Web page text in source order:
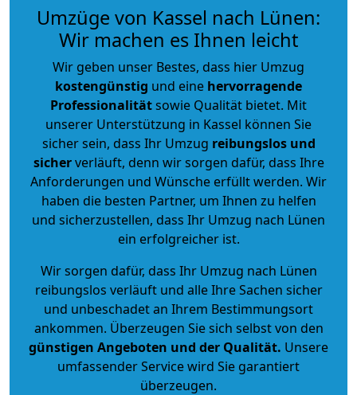
Umzüge von Kassel nach Lünen:
Wir machen es Ihnen leicht
Wir geben unser Bestes, dass hier Umzug
kostengünstig und eine hervorragende
Professionalitätsowie Qualität bietet. Mit
unserer Unterstützung in Kassel können Sie
sicher sein, dass Ihr Umzug reibungslos und
sicherverläuft, denn wir sorgen dafür, dass Ihre
Anforderungen und Wünsche erfüllt werden. Wir
haben die besten Partner, um Ihnen zu helfen
und sicherzustellen, dass Ihr Umzug nach Lünen
ein erfolgreicher ist.
Wir sorgen dafür, dass Ihr Umzug nach Lünen
reibungslos verläuft und alle Ihre Sachen sicher
und unbeschadet an Ihrem Bestimmungsort
ankommen. Überzeugen Sie sich selbst von den
günstigen Angeboten und der Qualität. Unsere
umfassender Service wird Sie garantiert
überzeugen.